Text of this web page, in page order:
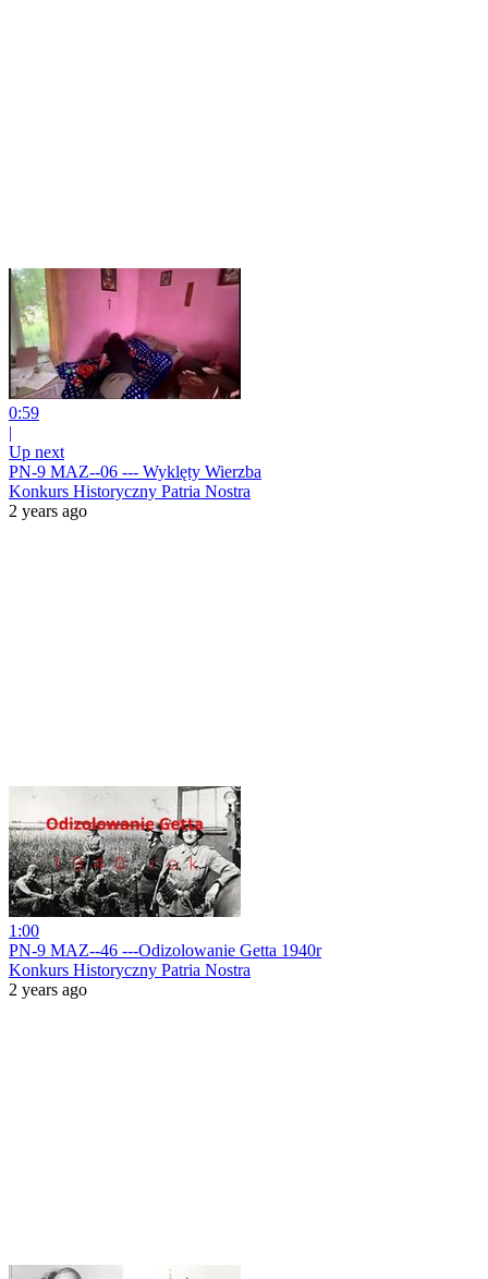
0:59
|
Up next
PN-9 MAZ--06 --- Wyklęty Wierzba
Konkurs Historyczny Patria Nostra
2 years ago
1:00
PN-9 MAZ--46 ---Odizolowanie Getta 1940r
Konkurs Historyczny Patria Nostra
2 years ago